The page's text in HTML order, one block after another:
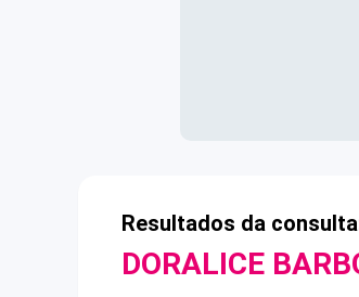
Resultados da
DORALICE